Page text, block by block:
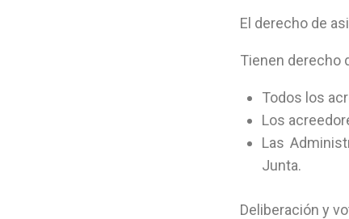
El derecho de
Tienen derecho
Todos los
Los
Las
Junta.
Deliberación y